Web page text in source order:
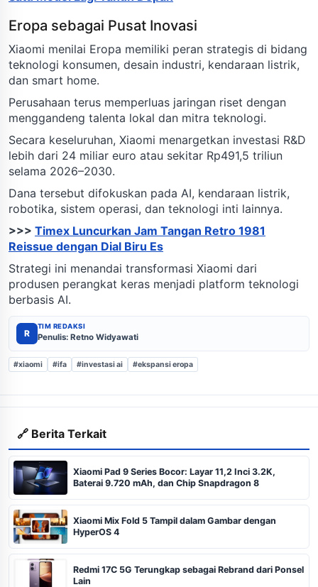
Eropa sebagai Pusat Inovasi
Xiaomi menilai Eropa memiliki peran strategis di bidang
teknologi konsumen, desain industri, kendaraan listrik,
dan smart home.
Perusahaan terus memperluas jaringan riset dengan
menggandeng talenta lokal dan mitra teknologi.
Secara keseluruhan, Xiaomi menargetkan investasi R&D
lebih dari 24 miliar euro atau sekitar Rp491,5 triliun
selama 2026–2030.
Dana tersebut difokuskan pada AI, kendaraan listrik,
robotika, sistem operasi, dan teknologi inti lainnya.
>>> Timex Luncurkan Jam Tangan Retro 1981
Reissue dengan Dial Biru Es
Strategi ini menandai transformasi Xiaomi dari
produsen perangkat keras menjadi platform teknologi
berbasis AI.
R
TIM REDAKSI
Penulis: Retno Widyawati
#xiaomi #ifa #investasi ai #ekspansi eropa
🔗 Berita Terkait
Xiaomi Pad 9 Series Bocor: Layar 11,2 Inci 3.2K,
Baterai 9.720 mAh, dan Chip Snapdragon 8
Xiaomi Mix Fold 5 Tampil dalam Gambar dengan
HyperOS 4
Redmi 17C 5G Terungkap sebagai Rebrand dari Ponsel
Lain